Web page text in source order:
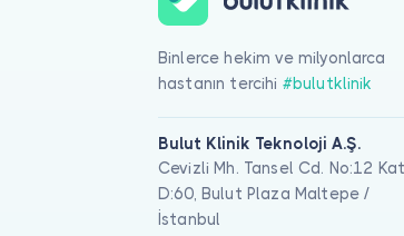
Binlerce hekim ve milyonlarca
hastanın tercihi #bulutklinik
Bulut Klinik Teknoloji A.Ş.
Cevizli Mh. Tansel Cd. No:12
D:60, Bulut Plaza Maltepe /
İstanbul